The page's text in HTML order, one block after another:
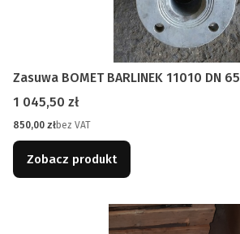
Zasuwa BOMET BARLINEK 11010 DN 65
Cena
1 045,50 zł
Cena
850,00 złbez VAT
Zobacz produkt